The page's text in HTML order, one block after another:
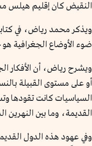
النقيض كان إقليم هيلس
ويذكر محمد رياض، في
ضوء الأوضاع الجغرافية
ويشرح رياض، أن الأفكار
أو على مستوى القبيلة
السياسيات كانت تقودها
القديمة، وما بين النهرين
وفي عهود هذه الدول